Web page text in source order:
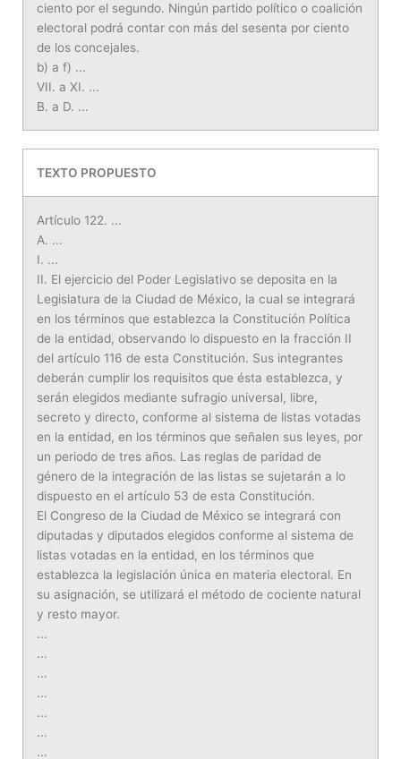
ciento por el segundo. Ningún partido político o coalición
electoral podrá contar con más del sesenta por ciento
de los concejales.
b) a f) ...
VII. a XI. ...
B. a D. ...
TEXTO PROPUESTO
Artículo 122. ...
A. ...
I. ...
II. El ejercicio del Poder Legislativo se deposita en la
Legislatura de la Ciudad de México, la cual se integrará
en los términos que establezca la Constitución Política
de la entidad, observando lo dispuesto en la fracción II
del artículo 116 de esta Constitución. Sus integrantes
deberán cumplir los requisitos que ésta establezca, y
serán elegidos mediante sufragio universal, libre,
secreto y directo, conforme al sistema de listas votadas
en la entidad, en los términos que señalen sus leyes, por
un periodo de tres años. Las reglas de paridad de
género de la integración de las listas se sujetarán a lo
dispuesto en el artículo 53 de esta Constitución.
El Congreso de la Ciudad de México se integrará con
diputadas y diputados elegidos conforme al sistema de
listas votadas en la entidad, en los términos que
establezca la legislación única en materia electoral. En
su asignación, se utilizará el método de cociente natural
y resto mayor.
...
...
...
...
...
...
...